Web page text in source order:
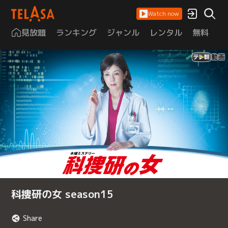
Watch now
見放題 ランキング ジャンル レンタル 無料
科捜研の女 season15
Share